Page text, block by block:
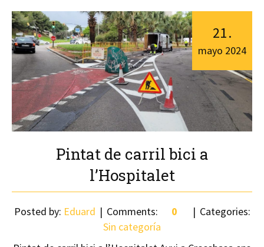
Pintat de carril bici a
l’Hospitalet
21.
mayo 2024
Posted by: Eduard Comments: 0
Categories:
Sin categoría